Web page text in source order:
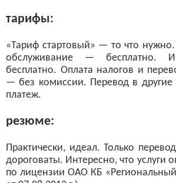
тарифы:
«Тариф стартовый» — то что нужно.
обслуживание — бесплатно.
бесплатно. Оплата налогов и
— без комиссии. Перевод в
платеж.
резюме:
Практически, идеал. Только
дороговаты. Интересно, что услуги
по лицензии ОАО КБ